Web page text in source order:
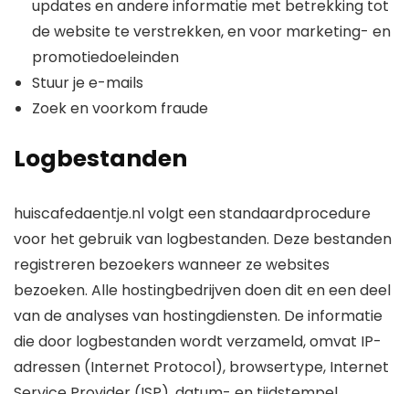
updates en andere informatie met betrekking tot
de website te verstrekken, en voor marketing- en
promotiedoeleinden
Stuur je e-mails
Zoek en voorkom fraude
Logbestanden
huiscafedaentje.nl volgt een standaardprocedure
voor het gebruik van logbestanden. Deze bestanden
registreren bezoekers wanneer ze websites
bezoeken. Alle hostingbedrijven doen dit en een deel
van de analyses van hostingdiensten. De informatie
die door logbestanden wordt verzameld, omvat IP-
adressen (Internet Protocol), browsertype, Internet